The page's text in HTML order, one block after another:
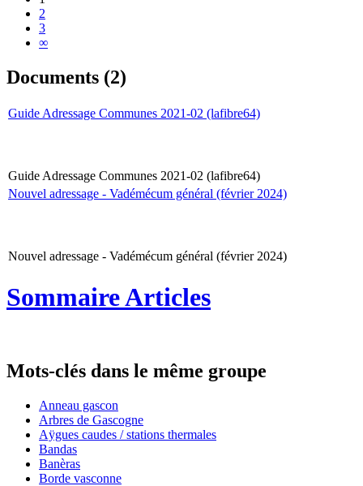
2
3
∞
Documents (2)
Guide Adressage Communes 2021-02 (lafibre64)
Guide Adressage Communes 2021-02 (lafibre64)
Nouvel adressage - Vadémécum général (février 2024)
Nouvel adressage - Vadémécum général (février 2024)
Sommaire Articles
Mots-clés dans le même groupe
Anneau gascon
Arbres de Gascogne
Aÿgues caudes / stations thermales
Bandas
Banèras
Borde vasconne